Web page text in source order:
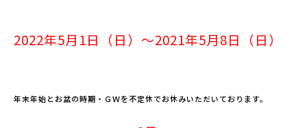
2022年5月1日（日）～2021年5月8日（日）
年末年始とお盆の時期・ＧＷを不定休でお休みいただいております。